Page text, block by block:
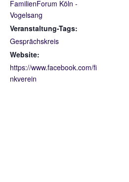
FamilienForum Köln -
Vogelsang
Veranstaltung-Tags:
Gesprächskreis
Website:
https://www.facebook.com/fi
nkverein